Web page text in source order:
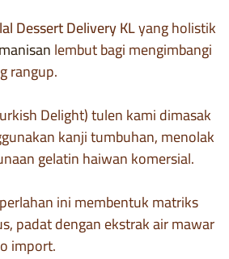
Dessert Delivery KLyang holistik
manisanlembut bagi mengimbangi
rangup.
Delight) tulen kami dimasak
kanji tumbuhan, menolak
gelatin haiwan komersial.
ini membentuk matriks
padat dengan ekstrak air mawar
import.